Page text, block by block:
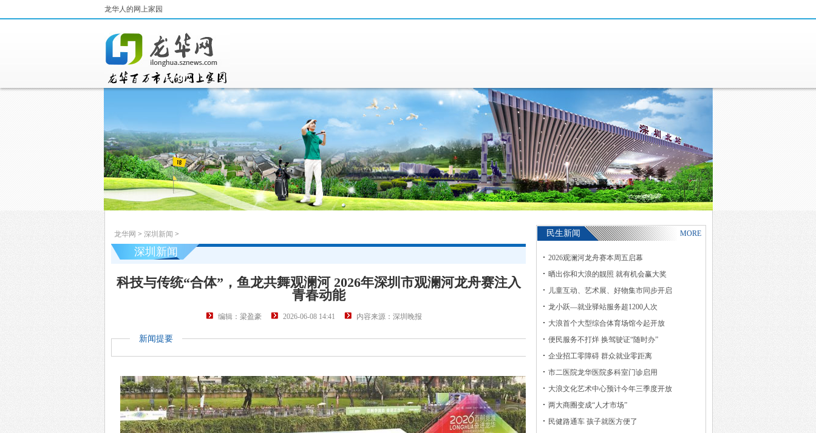
龙华人的网上家园
龙华网 > 深圳新闻 >
深圳新闻
科技与传统“合体”，鱼龙共舞观澜河 2026年深圳市观澜河龙舟赛注入
青春动能
编辑：梁盈豪 2026-06-08 14:41 内容来源：深圳晚报
新闻提要
民生新闻 MORE
2026观澜河龙舟赛本周五启幕
晒出你和大浪的靓照 就有机会赢大奖
儿童互动、艺术展、好物集市同步开启
龙小跃—就业驿站服务超1200人次
大浪首个大型综合体育场馆今起开放
便民服务不打烊 换驾驶证“随时办”
企业招工零障碍 群众就业零距离
市二医院龙华医院多科室门诊启用
大浪文化艺术中心预计今年三季度开放
两大商圈变成“人才市场”
民健路通车 孩子就医方便了